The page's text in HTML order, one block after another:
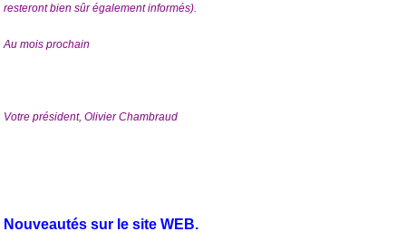
resteront bien sûr également informés).
Au mois prochain
Votre président, Olivier Chambraud
Nouveautés sur le site WEB.